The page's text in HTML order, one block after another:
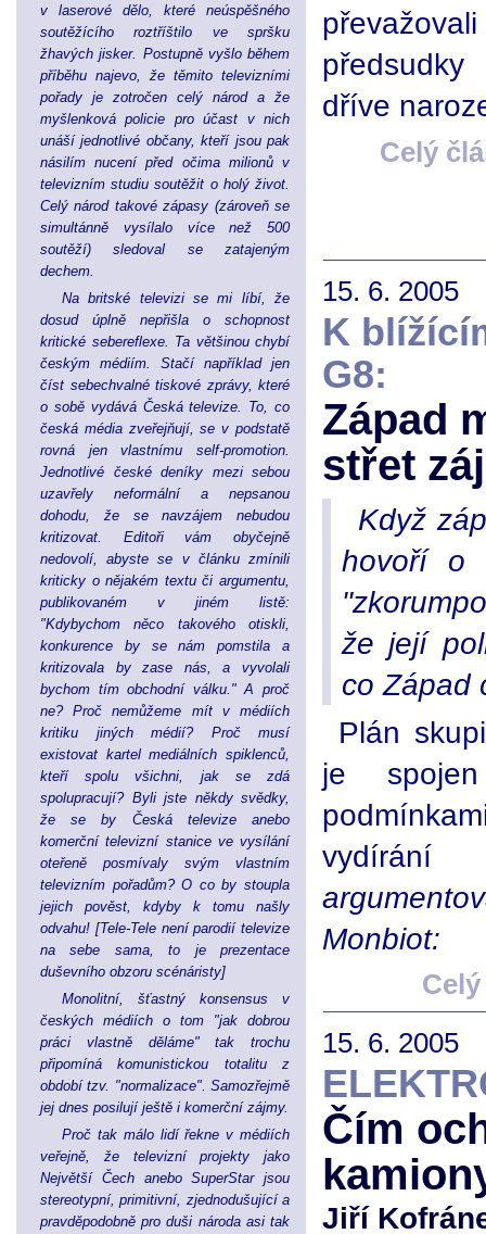
v laserové dělo, které neúspěšného
soutěžícího roztříštilo ve spršku
žhavých jisker. Postupně vyšlo během
příběhu najevo, že těmito televizními
pořady je zotročen celý národ a že
myšlenková policie pro účast v nich
unáší jednotlivé občany, kteří jsou pak
násilím nucení před očima milionů v
televizním studiu soutěžit o holý život.
Celý národ takové zápasy (zároveň se
simultánně vysílalo více než 500
soutěží) sledoval se zatajeným
dechem.
Na britské televizi se mi líbí, že
dosud úplně nepřišla o schopnost
kritické sebereflexe. Ta většinou chybí
českým médiím. Stačí například jen
číst sebechvalné tiskové zprávy, které
o sobě vydává Česká televize. To, co
česká média zveřejňují, se v podstatě
rovná jen vlastnímu self-promotion.
Jednotlivé české deníky mezi sebou
uzavřely neformální a nepsanou
dohodu, že se navzájem nebudou
kritizovat. Editoři vám obyčejně
nedovolí, abyste se v článku zmínili
kriticky o nějakém textu či argumentu,
publikovaném v jiném listě:
"Kdybychom něco takového otiskli,
konkurence by se nám pomstila a
kritizovala by zase nás, a vyvolali
bychom tím obchodní válku." A proč
ne? Proč nemůžeme mít v médiích
kritiku jiných médií? Proč musí
existovat kartel mediálních spiklenců,
kteří spolu všichni, jak se zdá
spolupracují? Byli jste někdy svědky,
že se by Česká televize anebo
komerční televizní stanice ve vysílání
oteřeně posmívaly svým vlastním
televizním pořadům? O co by stoupla
jejich pověst, kdyby k tomu našly
odvahu! [Tele-Tele není parodií televize
na sebe sama, to je prezentace
duševního obzoru scénáristy]
Monolitní, šťastný konsensus v
českých médiích o tom "jak dobrou
práci vlastně děláme" tak trochu
připomíná komunistickou totalitu z
období tzv. "normalizace". Samozřejmě
jej dnes posilují ještě i komerční zájmy.
Proč tak málo lidí řekne v médiích
veřejně, že televizní projekty jako
Největší Čech anebo SuperStar jsou
stereotypní, primitivní, zjednodušující a
pravděpodobně pro duši národa asi tak
dříve
Celý
15. 6. 2005
K
G8:
Západ
střet
Když
hovoří o
že její
co Západ
Plán
je
Monbiot:
15. 6. 2005
Čím
Jiří